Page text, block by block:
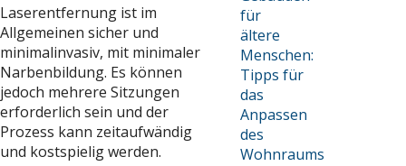
für
ältere
Menschen:
Tipps für
das
Anpassen
des
Wohnraums
Laserentfernung ist im
Allgemeinen sicher und
minimalinvasiv, mit minimaler
Narbenbildung. Es können
jedoch mehrere Sitzungen
erforderlich sein und der
Prozess kann zeitaufwändig
und kostspielig werden.